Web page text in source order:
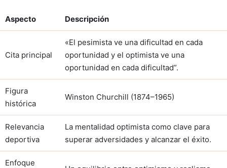
Aspecto Descripción
Cita principal
«El pesimista ve una dificultad en cada
oportunidad y el optimista ve una
oportunidad en cada dificultad”.
Figura
histórica
Winston Churchill (1874–1965)
Relevancia
deportiva
La mentalidad optimista como clave para
superar adversidades y alcanzar el éxito.
Enfoque